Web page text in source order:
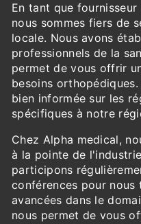
En tant que
nous sommes fiers de
locale. Nous avons
professionnels de la
permet de vous offrir
besoins
bien informée sur les
spécifiques à notre
Chez Alpha medical,
à la pointe de
participons
conférences pour nous
avancées dans le
nous permet de vous